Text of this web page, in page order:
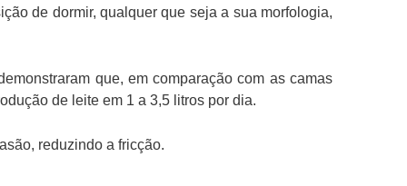
de dormir, qualquer que seja a sua morfologia,
que, em comparação com as camas
de leite em 1 a 3,5 litros por dia.
reduzindo a fricção.